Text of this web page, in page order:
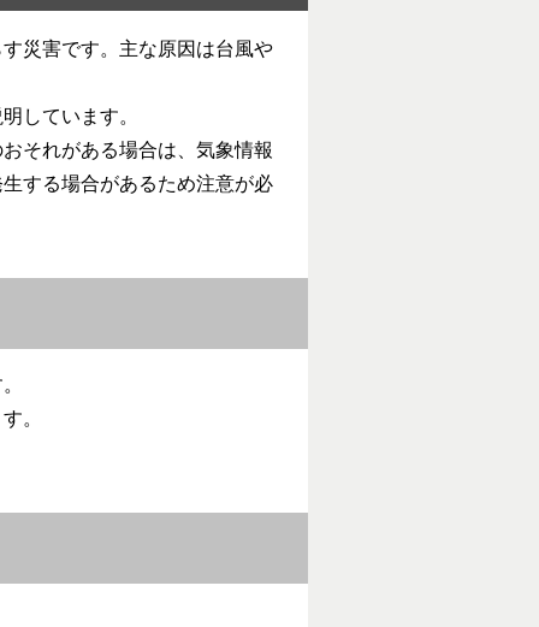
災害です。主な原因は台風や
しています。
それがある場合は、気象情報
する場合があるため注意が必
。